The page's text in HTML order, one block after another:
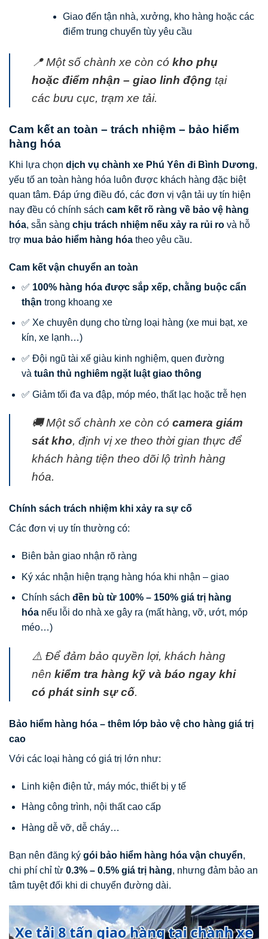
Giao đến tận nhà, xưởng, kho hàng hoặc các
điểm trung chuyển tùy yêu cầu
📍 Một số chành xe còn có kho phụ
hoặc điểm nhận – giao linh động tại
các bưu cục, trạm xe tải.
Cam kết an toàn – trách nhiệm – bảo hiểm
hàng hóa
Khi lựa chọn dịch vụ chành xe Phú Yên đi Bình Dương,
yếu tố an toàn hàng hóa luôn được khách hàng đặc biệt
quan tâm. Đáp ứng điều đó, các đơn vị vận tải uy tín hiện
nay đều có chính sách cam kết rõ ràng về bảo vệ hàng
hóa, sẵn sàng chịu trách nhiệm nếu xảy ra rủi ro và hỗ
trợ mua bảo hiểm hàng hóa theo yêu cầu.
Cam kết vận chuyển an toàn
✅ 100% hàng hóa được sắp xếp, chằng buộc cẩn
thận trong khoang xe
✅ Xe chuyên dụng cho từng loại hàng (xe mui bạt, xe
kín, xe lạnh…)
✅ Đội ngũ tài xế giàu kinh nghiệm, quen đường
và tuân thủ nghiêm ngặt luật giao thông
✅ Giảm tối đa va đập, móp méo, thất lạc hoặc trễ hẹn
🚚 Một số chành xe còn có camera giám
sát kho, định vị xe theo thời gian thực để
khách hàng tiện theo dõi lộ trình hàng
hóa.
Chính sách trách nhiệm khi xảy ra sự cố
Các đơn vị uy tín thường có:
Biên bản giao nhận rõ ràng
Ký xác nhận hiện trạng hàng hóa khi nhận – giao
Chính sách đền bù từ 100% – 150% giá trị hàng
hóanếu lỗi do nhà xe gây ra (mất hàng, vỡ, ướt, móp
méo…)
⚠️ Để đảm bảo quyền lợi, khách hàng
nên kiểm tra hàng kỹ và báo ngay khi
có phát sinh sự cố.
Bảo hiểm hàng hóa – thêm lớp bảo vệ cho hàng giá trị
cao
Với các loại hàng có giá trị lớn như:
Linh kiện điện tử, máy móc, thiết bị y tế
Hàng công trình, nội thất cao cấp
Hàng dễ vỡ, dễ cháy…
Bạn nên đăng ký gói bảo hiểm hàng hóa vận chuyển,
chi phí chỉ từ 0.3% – 0.5% giá trị hàng, nhưng đảm bảo an
tâm tuyệt đối khi di chuyển đường dài.